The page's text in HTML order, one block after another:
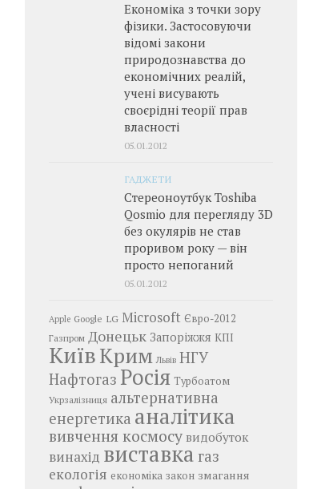
Економіка з точки зору
фізики. Застосовуючи
відомі закони
природознавства до
економічних реалій,
учені висувають
своєрідні теорії прав
власності
05.01.2012
ГАДЖЕТИ
Стереоноутбук Toshiba
Qosmio для перегляду 3D
без окулярів не став
проривом року — він
просто непоганий
05.01.2012
Apple Google LG Microsoft Євро-2012
Газпром Донецьк Запоріжжя КПІ
КиївКрим Львів НГУ
Нафтогаз Росія Турбоатом
Укрзалізниця альтернативна
енергетика аналітика
вивчення космосу видобуток
винахід виставка газ
екологія економіка закон змагання